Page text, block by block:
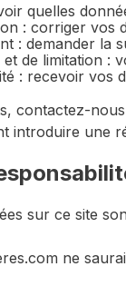
quelles
: corriger vos
: demander la
et de limitation :
: recevoir vos
contactez-
introduire une
sur ce site
ne